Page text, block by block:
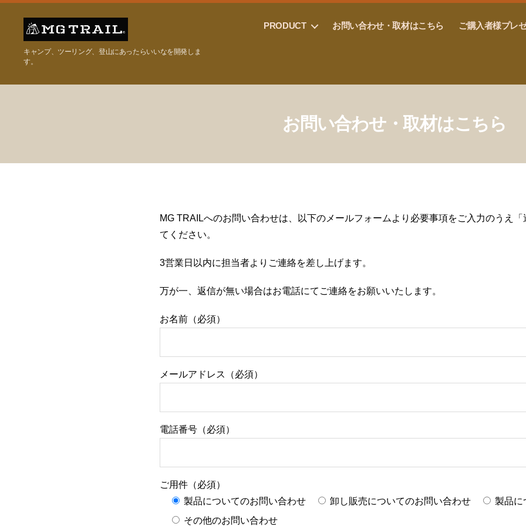
MG
TRAIL
キャンプ、ツーリング、登山にあったらいいなを開発しま
す。
PRODUCT お問い合わせ・取材はこちら ご購入者様プレ
お問い合わせ・取材はこちら
MG TRAILへのお問い合わせは、以下のメールフォームより必要事項をご入力のうえ
てください。
3営業日以内に担当者よりご連絡を差し上げます。
万が一、返信が無い場合はお電話にてご連絡をお願いいたします。
お名前（必須）
メールアドレス（必須）
電話番号（必須）
ご用件（必須）
製品についてのお問い合わせ
卸し販売についてのお問い合わせ
製品に
その他のお問い合わせ